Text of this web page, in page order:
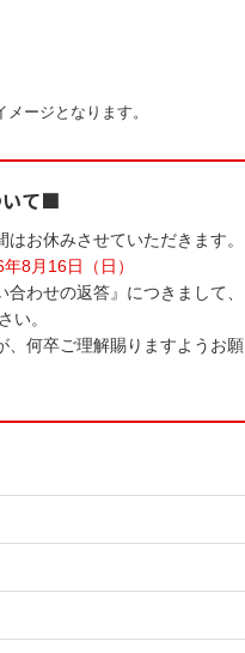
ージとなります。
いて■
お休みさせていただきます。
8月16日（日）
合わせの返答』につきまして、
い。
、何卒ご理解賜りますようお願